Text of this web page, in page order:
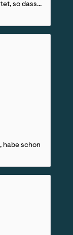
so dass...
habe schon